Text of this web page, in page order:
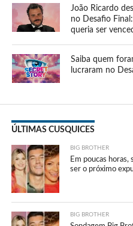
João Ricardo
no Desafio
queria ser
Saiba quem
lucraram no
ÚLTIMAS CUSQUICES
BIG BROTHER
Em poucas horas,
ser o próximo
BIG BROTHER